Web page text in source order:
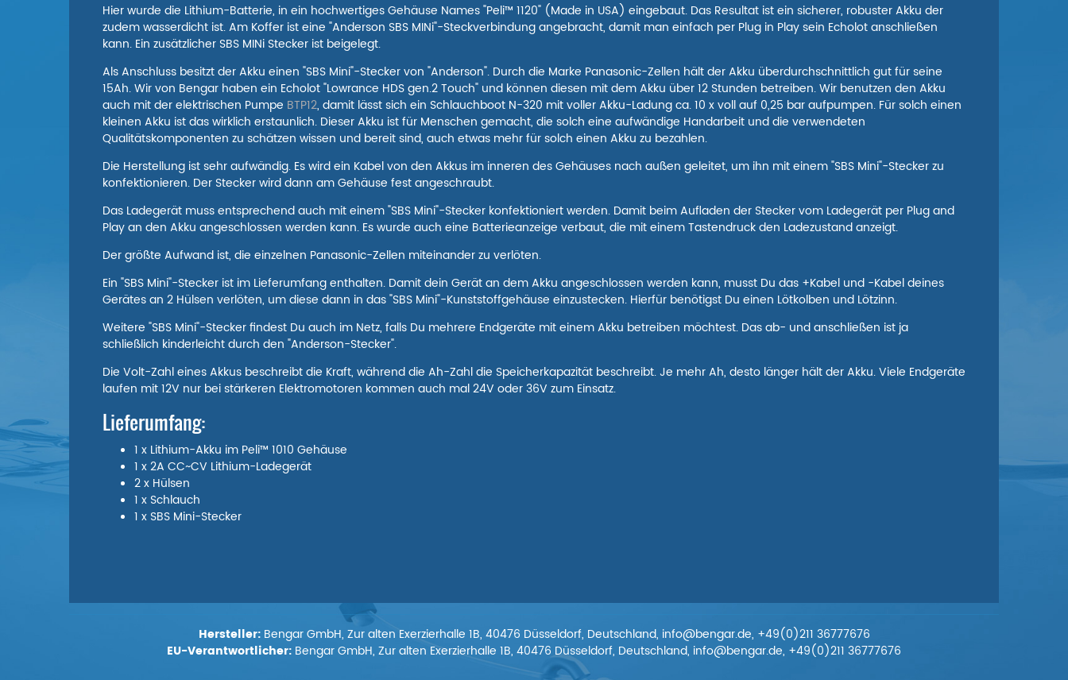
Hier wurde die Lithium-Batterie, in ein hochwertiges Gehäuse Names "Peli™ 1120" (Made in USA) eingebaut. Das Resultat ist ein sicherer, robuster Akku der
zudem wasserdicht ist. Am Koffer ist eine "Anderson SBS MINi"-Steckverbindung angebracht, damit man einfach per Plug in Play sein Echolot anschließen
kann. Ein zusätzlicher SBS MINi Stecker ist beigelegt.
Als Anschluss besitzt der Akku einen "SBS Mini"-Stecker von "Anderson". Durch die Marke Panasonic-Zellen hält der Akku überdurchschnittlich gut für seine
15Ah. Wir von Bengar haben ein Echolot "Lowrance HDS gen.2 Touch" und können diesen mit dem Akku über 12 Stunden betreiben. Wir benutzen den Akku
auch mit der elektrischen Pumpe BTP12, damit lässt sich ein Schlauchboot N-320 mit voller Akku-Ladung ca. 10 x voll auf 0,25 bar aufpumpen. Für solch einen
kleinen Akku ist das wirklich erstaunlich. Dieser Akku ist für Menschen gemacht, die solch eine aufwändige Handarbeit und die verwendeten
Qualitätskomponenten zu schätzen wissen und bereit sind, auch etwas mehr für solch einen Akku zu bezahlen.
Die Herstellung ist sehr aufwändig. Es wird ein Kabel von den Akkus im inneren des Gehäuses nach außen geleitet, um ihn mit einem "SBS Mini"-Stecker zu
konfektionieren. Der Stecker wird dann am Gehäuse fest angeschraubt.
Das Ladegerät muss entsprechend auch mit einem "SBS Mini"-Stecker konfektioniert werden. Damit beim Aufladen der Stecker vom Ladegerät per Plug and
Play an den Akku angeschlossen werden kann. Es wurde auch eine Batterieanzeige verbaut, die mit einem Tastendruck den Ladezustand anzeigt.
Der größte Aufwand ist, die einzelnen Panasonic-Zellen miteinander zu verlöten.
Ein "SBS Mini"-Stecker ist im Lieferumfang enthalten. Damit dein Gerät an dem Akku angeschlossen werden kann, musst Du das +Kabel und -Kabel deines
Gerätes an 2 Hülsen verlöten, um diese dann in das "SBS Mini"-Kunststoffgehäuse einzustecken. Hierfür benötigst Du einen Lötkolben und Lötzinn.
Weitere "SBS Mini"-Stecker findest Du auch im Netz, falls Du mehrere Endgeräte mit einem Akku betreiben möchtest. Das ab- und anschließen ist ja
schließlich kinderleicht durch den "Anderson-Stecker".
Die Volt-Zahl eines Akkus beschreibt die Kraft, während die Ah-Zahl die Speicherkapazität beschreibt. Je mehr Ah, desto länger hält der Akku. Viele Endgeräte
laufen mit 12V nur bei stärkeren Elektromotoren kommen auch mal 24V oder 36V zum Einsatz.
Lieferumfang:
1 x Lithium-Akku im Peli™ 1010 Gehäuse
1 x 2A CC~CV Lithium-Ladegerät
2 x Hülsen
1 x Schlauch
1 x SBS Mini-Stecker
Hersteller:Bengar GmbH, Zur alten Exerzierhalle 1B, 40476 Düsseldorf, Deutschland, info@bengar.de, +49(0)211 36777676
EU-Verantwortlicher: Bengar GmbH, Zur alten Exerzierhalle 1B, 40476 Düsseldorf, Deutschland, info@bengar.de, +49(0)211 36777676